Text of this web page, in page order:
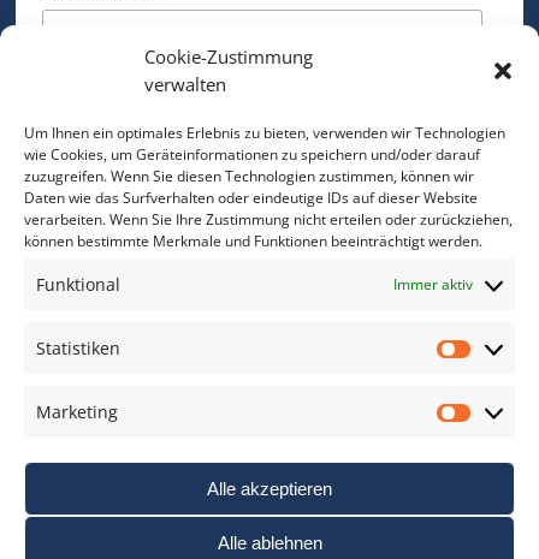
Cookie-Zustimmung
verwalten
Um Ihnen ein optimales Erlebnis zu bieten, verwenden wir Technologien
wie Cookies, um Geräteinformationen zu speichern und/oder darauf
zuzugreifen. Wenn Sie diesen Technologien zustimmen, können wir
Daten wie das Surfverhalten oder eindeutige IDs auf dieser Website
verarbeiten. Wenn Sie Ihre Zustimmung nicht erteilen oder zurückziehen,
können bestimmte Merkmale und Funktionen beeinträchtigt werden.
Funktional Immer aktiv
Statistiken
Marketing
Alle akzeptieren
Alle ablehnen
Bitte geben Sie Ihre E-Mail Adresse ein.
*